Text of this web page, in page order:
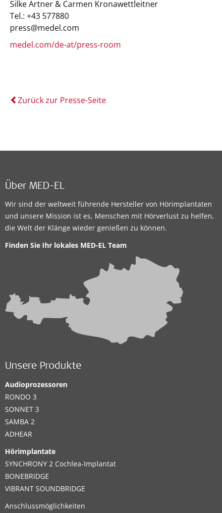
Silke Artner & Carmen Kronawettleitner
Tel.: +43 577880
press@medel.com
medel.com/de-at/press-room
Zurück zur Presse-Seite
Über MED-EL
Wir sind der weltweit führende Hersteller von Hörimplantaten
und unsere Mission ist es, Menschen mit Hörverlust zu helfen,
die Welt der Klänge wieder genießen zu können.
Finden Sie Ihr lokales MED-EL Team
Unsere Produkte
Audioprozessoren
RONDO 3
SONNET 3
SAMBA 2
ADHEAR
Hörimplantate
SYNCHRONY 2 Cochlea-Implantat
BONEBRIDGE
VIBRANT SOUNDBRIDGE
Anschlussmöglichkeiten